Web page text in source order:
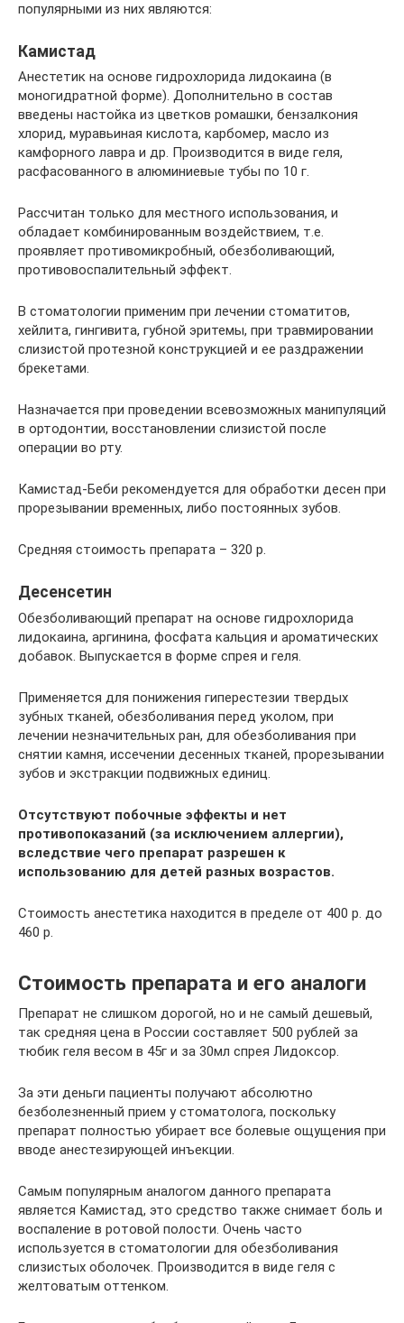
популярными из них являются:
Камистад
Анестетик на основе гидрохлорида лидокаина (в
моногидратной форме). Дополнительно в состав
введены настойка из цветков ромашки, бензалкония
хлорид, муравьиная кислота, карбомер, масло из
камфорного лавра и др. Производится в виде геля,
расфасованного в алюминиевые тубы по 10 г.
Рассчитан только для местного использования, и
обладает комбинированным воздействием, т.е.
проявляет противомикробный, обезболивающий,
противовоспалительный эффект.
В стоматологии применим при лечении стоматитов,
хейлита, гингивита, губной эритемы, при травмировании
слизистой протезной конструкцией и ее раздражении
брекетами.
Назначается при проведении всевозможных манипуляций
в ортодонтии, восстановлении слизистой после
операции во рту.
Камистад-Беби рекомендуется для обработки десен при
прорезывании временных, либо постоянных зубов.
Средняя стоимость препарата – 320 р.
Десенсетин
Обезболивающий препарат на основе гидрохлорида
лидокаина, аргинина, фосфата кальция и ароматических
добавок. Выпускается в форме спрея и геля.
Применяется для понижения гиперестезии твердых
зубных тканей, обезболивания перед уколом, при
лечении незначительных ран, для обезболивания при
снятии камня, иссечении десенных тканей, прорезывании
зубов и экстракции подвижных единиц.
Отсутствуют побочные эффекты и нет
противопоказаний (за исключением аллергии),
вследствие чего препарат разрешен к
использованию для детей разных возрастов.
Стоимость анестетика находится в пределе от 400 р. до
460 р.
Стоимость препарата и его аналоги
Препарат не слишком дорогой, но и не самый дешевый,
так средняя цена в России составляет 500 рублей за
тюбик геля весом в 45г и за 30мл спрея Лидоксор.
За эти деньги пациенты получают абсолютно
безболезненный прием у стоматолога, поскольку
препарат полностью убирает все болевые ощущения при
вводе анестезирующей инъекции.
Самым популярным аналогом данного препарата
является Камистад, это средство также снимает боль и
воспаление в ротовой полости. Очень часто
используется в стоматологии для обезболивания
слизистых оболочек. Производится в виде геля с
желтоватым оттенком.